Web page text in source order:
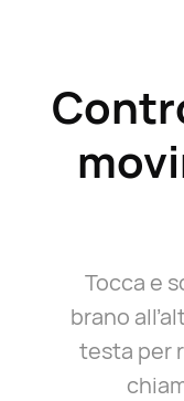
Tocca e
brano
testa per